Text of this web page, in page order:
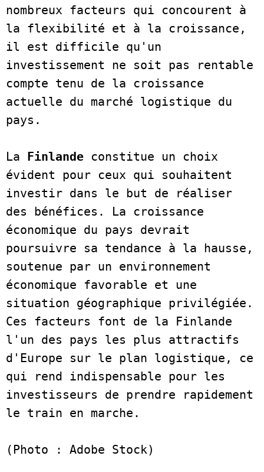
nombreux facteurs qui concourent à
la flexibilité et à la croissance,
il est difficile qu'un
investissement ne soit pas rentable
compte tenu de la croissance
actuelle du marché logistique du
pays.
La Finlande constitue un choix
évident pour ceux qui souhaitent
investir dans le but de réaliser
des bénéfices. La croissance
économique du pays devrait
poursuivre sa tendance à la hausse,
soutenue par un environnement
économique favorable et une
situation géographique privilégiée.
Ces facteurs font de la Finlande
l'un des pays les plus attractifs
d'Europe sur le plan logistique, ce
qui rend indispensable pour les
investisseurs de prendre rapidement
le train en marche.
(Photo : Adobe Stock)